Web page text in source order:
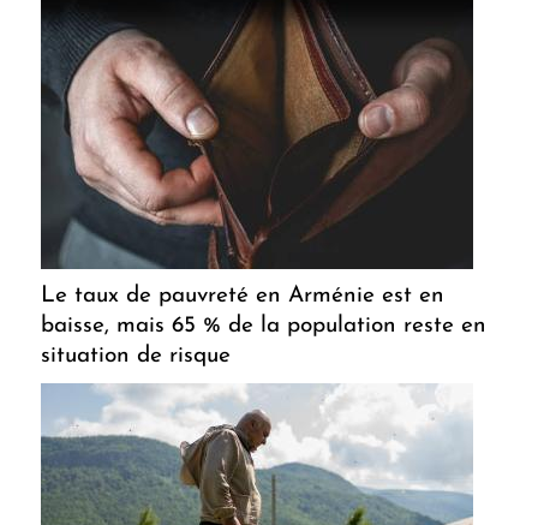
Le taux de pauvreté en Arménie est en
baisse, mais 65 % de la population reste en
situation de risque